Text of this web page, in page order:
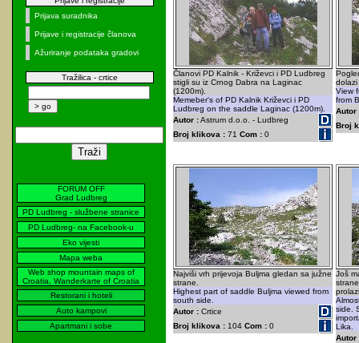
Prijava suradnika
Prijave i registracije članova
Ažuriranje podataka gradovi
Tražilica - crtice
FORUM OFF
Grad Ludbreg
PD Ludbreg - službene stranice
PD Ludbreg- na Facebook-u
Eko vijesti
Mapa weba
Web shop mountain maps of
Croatia, Wanderkarte of Croatia
Restorani i hoteli
Auto kampovi
Apartmani i sobe
Članovi PD Kalnik - Križevci i PD Ludbreg
stigli su iz Crnog Dabra na Laginac
(1200m).
Memeber's of PD Kalnik Križevci i PD
Ludbreg on the saddle Laginac (1200m).
Autor :Astrum d.o.o. - Ludbreg
Broj klikova : 71 Com : 0
dolazi
View
from
Autor
Broj
Najviši vrh prijevoja Buljma gledan sa južne
strane.
Highest part of saddle Buljma viewed from
south side.
Autor : Crtice
Broj klikova : 104 Com : 0
Još
side.
Lika.
Autor